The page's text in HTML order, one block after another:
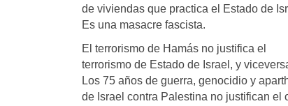
de viviendas que practica el Estado de
Es una masacre fascista.
El terrorismo de Hamás no justifica el
terrorismo de Estado de Israel, y
Los 75 años de guerra, genocidio y
de Israel contra Palestina no justifican el